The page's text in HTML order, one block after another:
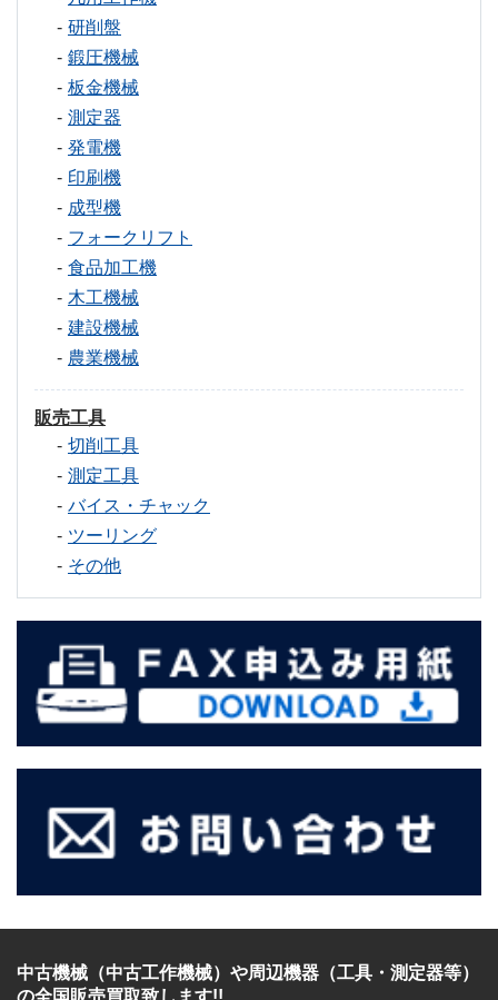
研削盤
鍛圧機械
板金機械
測定器
発電機
印刷機
成型機
フォークリフト
食品加工機
木工機械
建設機械
農業機械
販売工具
切削工具
測定工具
バイス・チャック
ツーリング
その他
中古機械（中古工作機械） や周辺機器（工具・測定器等）
の全国販売買取致します!!